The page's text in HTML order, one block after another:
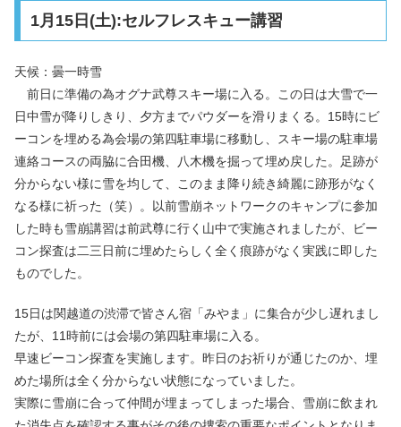
1月15日(土):セルフレスキュー講習
天候：曇一時雪
前日に準備の為オグナ武尊スキー場に入る。この日は大雪で一
日中雪が降りしきり、夕方までパウダーを滑りまくる。15時にビ
ーコンを埋める為会場の第四駐車場に移動し、スキー場の駐車場
連絡コースの両脇に合田機、八木機を掘って埋め戻した。足跡が
分からない様に雪を均して、このまま降り続き綺麗に跡形がなく
なる様に祈った（笑）。以前雪崩ネットワークのキャンプに参加
した時も雪崩講習は前武尊に行く山中で実施されましたが、ビー
コン探査は二三日前に埋めたらしく全く痕跡がなく実践に即した
ものでした。
15日は関越道の渋滞で皆さん宿「みやま」に集合が少し遅れまし
たが、11時前には会場の第四駐車場に入る。
早速ビーコン探査を実施します。昨日のお祈りが通じたのか、埋
めた場所は全く分からない状態になっていました。
実際に雪崩に合って仲間が埋まってしまった場合、雪崩に飲まれ